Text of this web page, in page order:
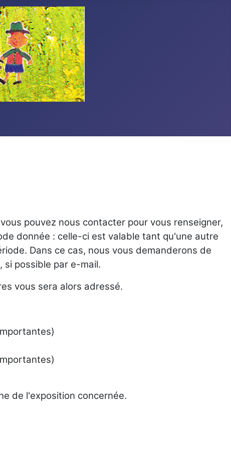
pouvez nous contacter pour vous renseigner,
donnée : celle-ci est valable tant qu'une autre
Dans ce cas, nous vous demanderons de
si possible par e-mail.
vous sera alors adressé.
de l'exposition concernée.